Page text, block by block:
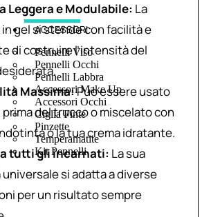
ACCESSORI
Pennelli Viso
Pennelli Occhi
Pennelli Labbra
Accessori Make Up
Accessori Occhi
Ciglia Finte
Pinzette
Temperamatite
Kit Pennelli
Leggera e Modulabile: La
gel si stende con facilità e
di costruire l’intensità del
Massima:Può essere usato
prima del trucco o miscelato con
o la tua crema idratante.
tutti gli incarnati: La sua
si adatta a diverse
per un risultato sempre